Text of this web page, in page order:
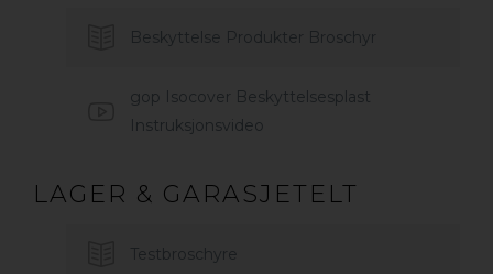
Beskyttelse Produkter Broschyr
gop Isocover Beskyttelsesplast
Instruksjonsvideo
LAGER & GARASJETELT
Testbroschyre